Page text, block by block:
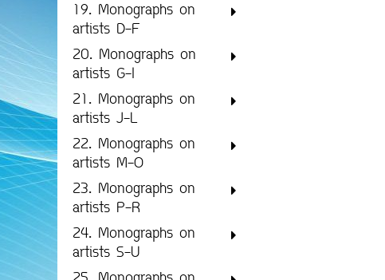
19. Monographs on
artists D-F
20. Monographs on
artists G-I
21. Monographs on
artists J-L
22. Monographs on
artists M-O
23. Monographs on
artists P-R
24. Monographs on
artists S-U